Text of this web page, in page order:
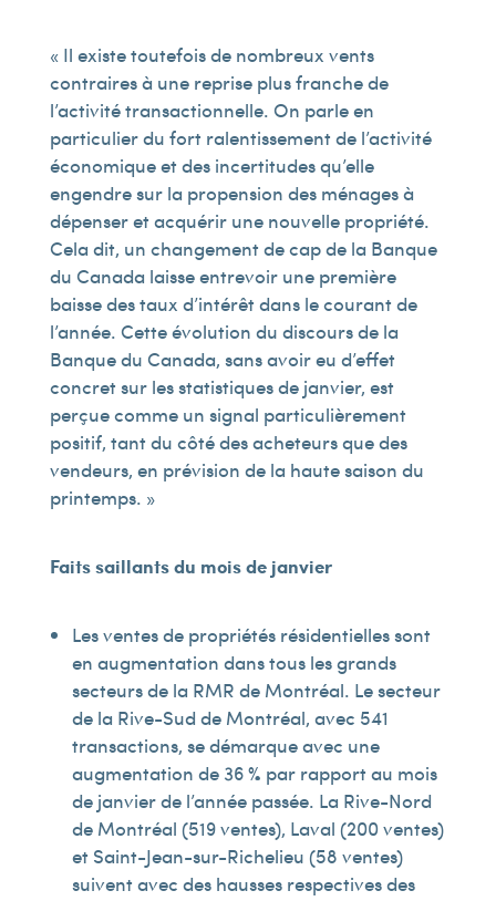
« Il existe toutefois de nombreux vents
contraires à une reprise plus franche de
l’activité transactionnelle. On parle en
particulier du fort ralentissement de l’activité
économique et des incertitudes qu’elle
engendre sur la propension des ménages à
dépenser et acquérir une nouvelle propriété.
Cela dit, un changement de cap de la Banque
du Canada laisse entrevoir une première
baisse des taux d’intérêt dans le courant de
l’année. Cette évolution du discours de la
Banque du Canada, sans avoir eu d’effet
concret sur les statistiques de janvier, est
perçue comme un signal particulièrement
positif, tant du côté des acheteurs que des
vendeurs, en prévision de la haute saison du
printemps. »
Faits saillants du mois de janvier
Les ventes de propriétés résidentielles sont
en augmentation dans tous les grands
secteurs de la RMR de Montréal. Le secteur
de la Rive-Sud de Montréal, avec 541
transactions, se démarque avec une
augmentation de 36 % par rapport au mois
de janvier de l’année passée. La Rive-Nord
de Montréal (519 ventes), Laval (200 ventes)
et Saint-Jean-sur-Richelieu (58 ventes)
suivent avec des hausses respectives des